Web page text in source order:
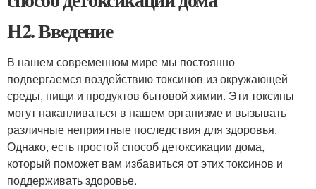
H2. Введение
В нашем современном мире мы постоянно
подвергаемся воздействию токсинов из окружающей
среды, пищи и продуктов бытовой химии. Эти токсины
могут накапливаться в нашем организме и вызывать
различные неприятные последствия для здоровья.
Однако, есть простой способ детоксикации дома,
который поможет вам избавиться от этих токсинов и
поддерживать здоровье.